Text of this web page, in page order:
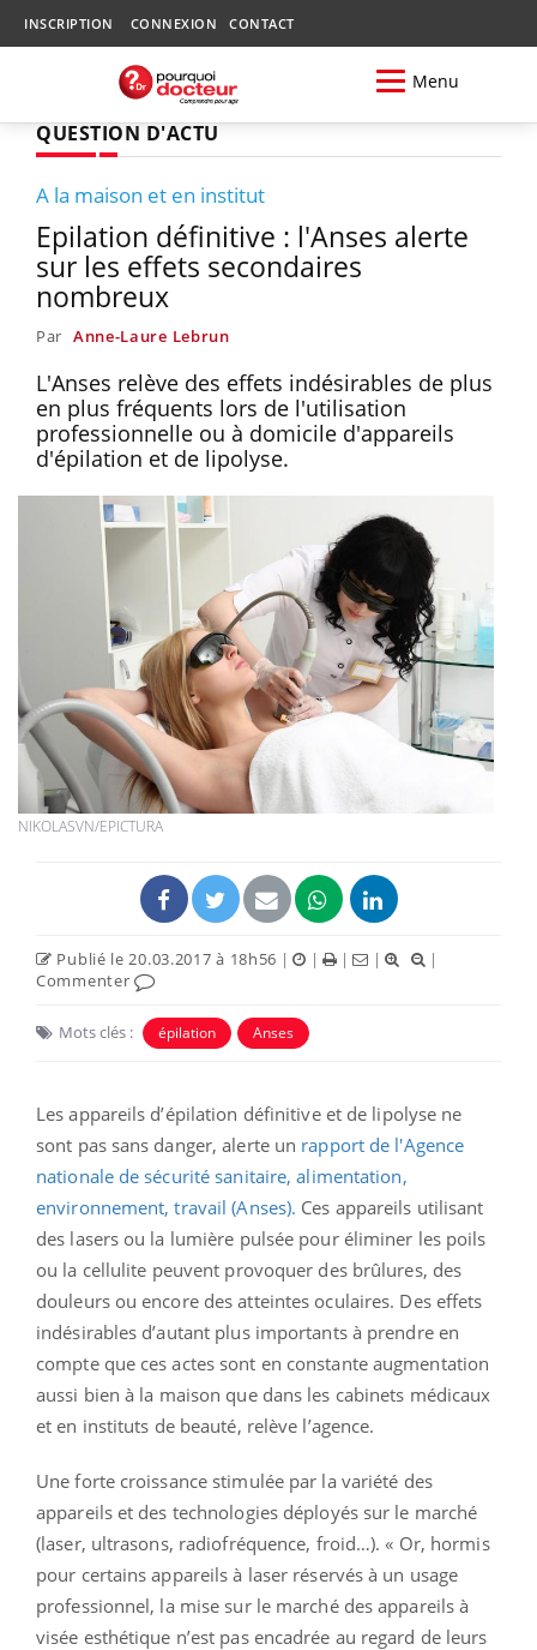
INSCRIPTION CONNEXION CONTACT
Menu
QUESTION D'ACTU
A la maison et en institut
Epilation définitive : l'Anses alerte
sur les effets secondaires
nombreux
Par Anne-Laure Lebrun
L'Anses relève des effets indésirables de plus
en plus fréquents lors de l'utilisation
professionnelle ou à domicile d'appareils
d'épilation et de lipolyse.
NIKOLASVN/EPICTURA
Publié le 20.03.2017 à 18h56 | | | |
|
Commenter
Mots clés : épilation Anses
Les appareils d’épilation définitive et de lipolyse ne
sont pas sans danger, alerte un rapport de l'Agence
nationale de sécurité sanitaire, alimentation,
environnement, travail (Anses). Ces appareils utilisant
des lasers ou la lumière pulsée pour éliminer les poils
ou la cellulite peuvent provoquer des brûlures, des
douleurs ou encore des atteintes oculaires. Des effets
indésirables d’autant plus importants à prendre en
compte que ces actes sont en constante augmentation
aussi bien à la maison que dans les cabinets médicaux
et en instituts de beauté, relève l’agence.
Une forte croissance stimulée par la variété des
appareils et des technologies déployés sur le marché
(laser, ultrasons, radiofréquence, froid…). « Or, hormis
pour certains appareils à laser réservés à un usage
professionnel, la mise sur le marché des appareils à
visée esthétique n’est pas encadrée au regard de leurs